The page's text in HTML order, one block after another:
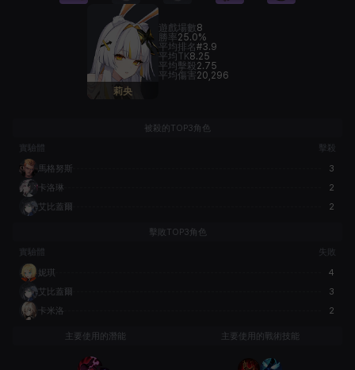
莉央
遊戲場數8
勝率25.0%
平均排名#3.9
平均TK8.25
平均擊殺 2.75
平均傷害20,296
被殺的TOP3角色
實驗體
擊殺
馬格努斯
卡洛琳
艾比蓋爾
3
2
2
擊敗TOP3角色
實驗體
失敗
妮琪
艾比蓋爾
卡米洛
4
3
2
主要使用的潛能 主要使用的戰術技能